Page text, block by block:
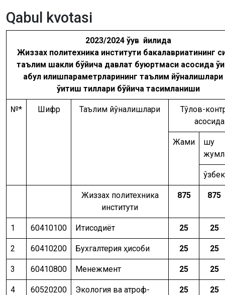
Qabul kvotasi
2023/2024 ўқув йилида
Жиззах политехника институти бакалавриатининг
таълим шакли бўйича давлат буюртмаси асосида
қабул қилишпараметрларининг таълим йўналишлари
ўқитиш тиллари бўйича тақсимланиши
№* Шифр Таълим йўналишлари
Тўлов-
асосида
Жами
шу
ўзбек
Жиззах политехника
институти
875 875
1 60410100 Иқтисодиёт 25 25
2 60410200 Бухгалтерия ҳисоби 25 25
3 60410800 Менежмент 25 25
4 60520200
Экология ва атроф-
25 25